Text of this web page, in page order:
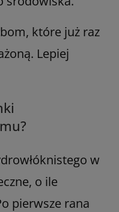
które już raz
Lepiej
w
o ile
pierwsze rana